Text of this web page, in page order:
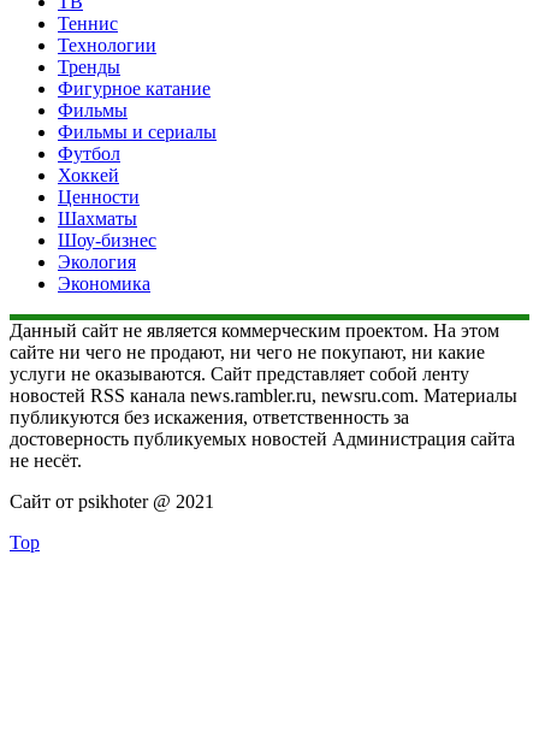
Теннис
Технологии
Тренды
Фигурное катание
Фильмы
Фильмы и сериалы
Футбол
Хоккей
Ценности
Шахматы
Шоу-бизнес
Экология
Экономика
Данный сайт не является коммерческим проектом. На этом
сайте ни чего не продают, ни чего не покупают, ни какие
услуги не оказываются. Сайт представляет собой ленту
новостей RSS канала news.rambler.ru, newsru.com. Материалы
публикуются без искажения, ответственность за
достоверность публикуемых новостей Администрация сайта
не несёт.
Сайт от psikhoter @ 2021
Top